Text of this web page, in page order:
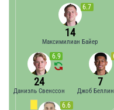
6.6
6.9
24
Даниэль Свенссон
7
Джоб
6.7
14
Максимилиан Байер